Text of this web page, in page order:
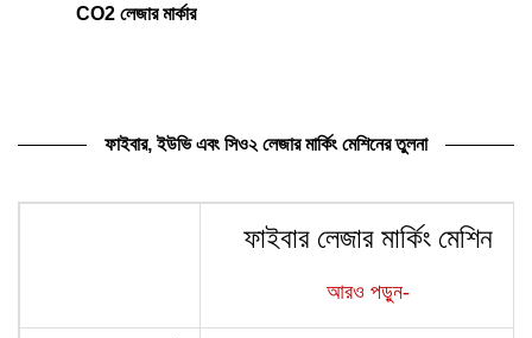
CO2 লেজার মার্কার
ফাইবার, ইউভি এবং সিও২ লেজার মার্কিং মেশিনের তুলনা
ফাইবার লেজার মার্কিং মেশিন
আরও পড়ুন-